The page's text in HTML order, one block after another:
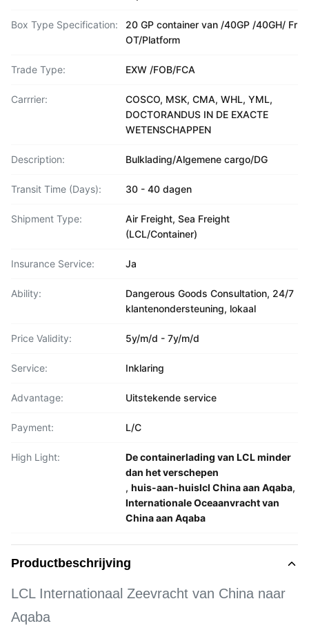
Box Type Specification:
20 GP container van /40GP /40GH/ Fr
OT/Platform
Trade Type: EXW /FOB/FCA
Carrrier:
COSCO, MSK, CMA, WHL, YML,
DOCTORANDUS IN DE EXACTE
WETENSCHAPPEN
Description: Bulklading/Algemene cargo/DG
Transit Time (Days): 30 - 40 dagen
Shipment Type:
Air Freight, Sea Freight
(LCL/Container)
Insurance Service: Ja
Ability:
Dangerous Goods Consultation, 24/7
klantenondersteuning, lokaal
Price Validity: 5y/m/d - 7y/m/d
Service: Inklaring
Advantage: Uitstekende service
Payment: L/C
High Light:
De containerlading van LCL minder
dan het verschepen
, huis-aan-huislcl China aan Aqaba,
Internationale Oceaanvracht van
China aan Aqaba
Productbeschrijving
LCL Internationaal Zeevracht van China naar
Aqaba